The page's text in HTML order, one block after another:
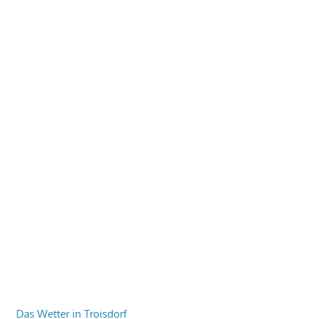
Das Wetter in Troisdorf